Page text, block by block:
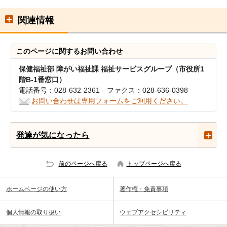
関連情報
このページに関するお問い合わせ
保健福祉部 障がい福祉課 福祉サービスグループ（市役所1
階B-1番窓口）
電話番号：028-632-2361 ファクス：028-636-0398
お問い合わせは専用フォームをご利用ください。
発達が気になったら
前のページへ戻る トップページへ戻る
ホームページの使い方 著作権・免責事項
個人情報の取り扱い ウェブアクセシビリティ